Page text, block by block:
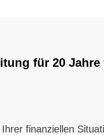
für 20
finanziellen